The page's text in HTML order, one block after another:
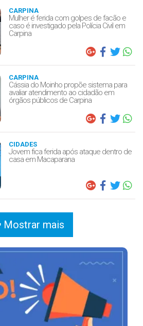
CARPINA
Mulher é ferida com golpes de facão e
caso é investigado pela Polícia Civil em
Carpina
CARPINA
Cássia do Moinho propõe sistema para
avaliar atendimento ao cidadão em
órgãos públicos de Carpina
CIDADES
Jovem fica ferida após ataque dentro de
casa em Macaparana
Mostrar mais